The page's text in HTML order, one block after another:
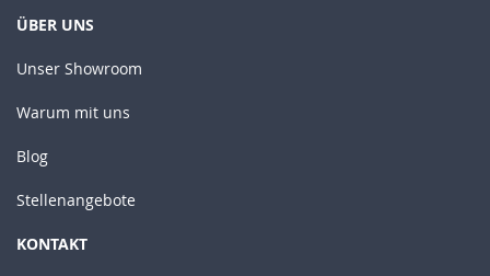
ÜBER UNS
Unser Showroom
Warum mit uns
Blog
Stellenangebote
KONTAKT